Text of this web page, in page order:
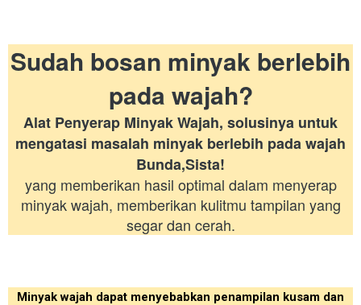
Sudah bosan minyak berlebih
pada wajah?
Alat Penyerap Minyak Wajah, solusinya untuk
mengatasi masalah minyak berlebih pada wajah
Bunda,Sista!
yang memberikan hasil optimal dalam menyerap
minyak wajah, memberikan kulitmu tampilan yang
segar dan cerah.
Minyak wajah dapat menyebabkan penampilan kusam dan